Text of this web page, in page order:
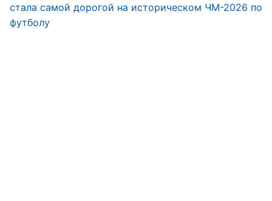
стала самой дорогой на историческом ЧМ-2026 по
футболу